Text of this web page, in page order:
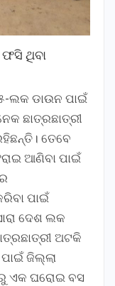
ଥିବା
ଲକ ଡାଉନ ପାଇଁ
ଛାତ୍ରଛାତ୍ରୀ
ତେବେ
ଆଣିବା ପାଇଁ
ପାଇଁ
ଦେଶ ଲକ
ଅଟକି
ଜିଲ୍ଲା
ଏକ ଘରୋଇ ବସ